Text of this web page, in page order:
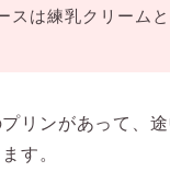
スは練乳クリーム
リンがあって、
す。